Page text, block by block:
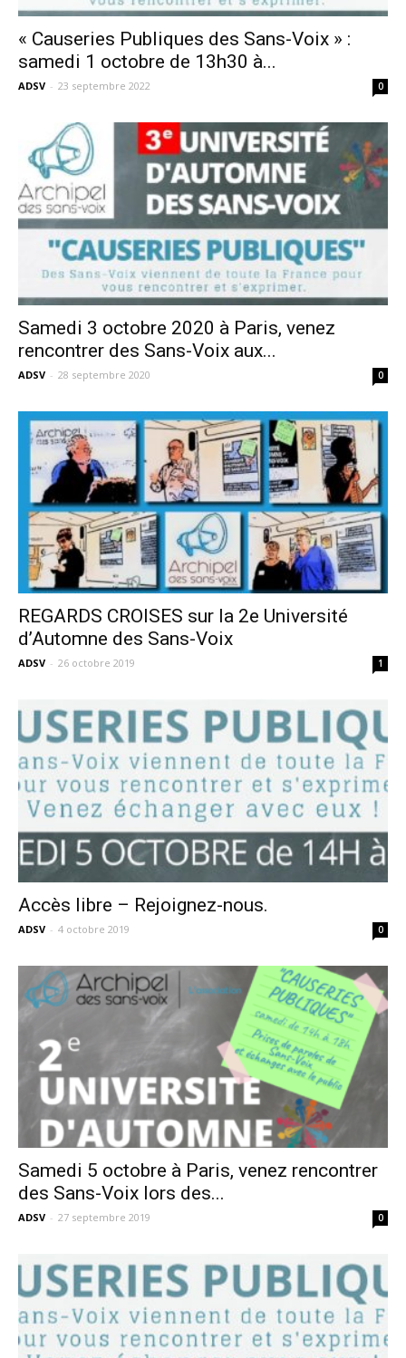
« Causeries Publiques des Sans-Voix » :
samedi 1 octobre de 13h30 à...
ADSV - 23 septembre 2022 0
Samedi 3 octobre 2020 à Paris, venez
rencontrer des Sans-Voix aux...
ADSV - 28 septembre 2020 0
REGARDS CROISES sur la 2e Université
d’Automne des Sans-Voix
ADSV - 26 octobre 2019 1
Accès libre – Rejoignez-nous.
ADSV - 4 octobre 2019 0
Samedi 5 octobre à Paris, venez rencontrer
des Sans-Voix lors des...
ADSV - 27 septembre 2019 0